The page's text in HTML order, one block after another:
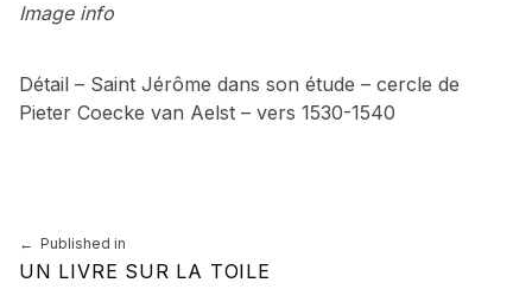
Image info
Détail – Saint Jérôme dans son étude – cercle de
Pieter Coecke van Aelst – vers 1530-1540
Navigation de l’article
Published in
UN LIVRE SUR LA TOILE